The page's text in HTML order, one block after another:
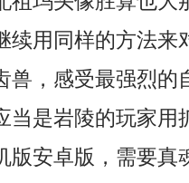
续用同样的方法来
兽，感受最强烈的
当是岩陵的玩家
版安卓版，需要真